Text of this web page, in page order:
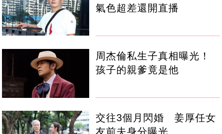
氣色超差還開直播
周杰倫私生子真相曝光！
孩子的親爹竟是他
交往3個月閃婚 姜厚任女
友前夫身分曝光